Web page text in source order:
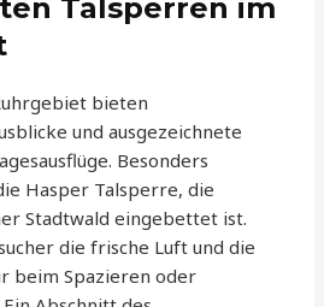
Talsperren im
bieten
und ausgezeichnete
Besonders
Hasper Talsperre, die
Stadtwald eingebettet ist.
die frische Luft und die
beim Spazieren oder